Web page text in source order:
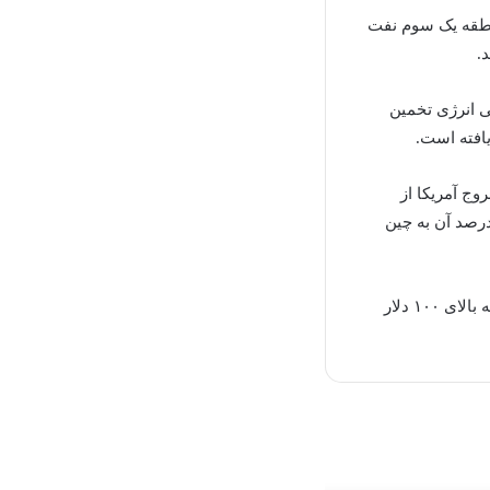
یک سوم نفت
انرژی تخمین
به ۳.۱۴ میلیون بشکه در روز رسید که بالاترین میزان از سال ۲۰۱۸ و خروج آمریکا از
است. طبق گزارش کپلر، صادرات نفت ایران به ۱.۹ میلیون بشکه در روز رسیده که ۸۰ درصد آن به چین
بازارهای جهانی انرژی همچنین از این بیم دارند که دخالت بالقوه ایران می‌تواند قیمت نفت را به بالای ۱۰۰ دلار